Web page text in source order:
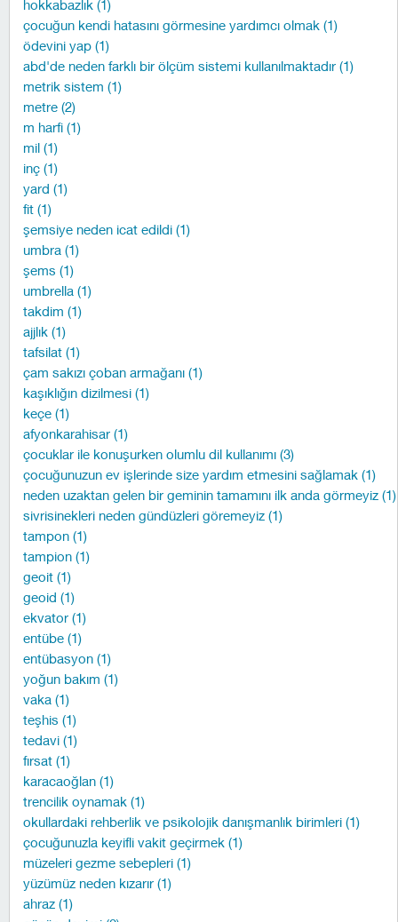
hokkabazlık (1)
çocuğun kendi hatasını görmesine yardımcı olmak (1)
ödevini yap (1)
abd'de neden farklı bir ölçüm sistemi kullanılmaktadır (1)
metrik sistem (1)
metre (2)
m harfi (1)
mil (1)
inç (1)
yard (1)
fit (1)
şemsiye neden icat edildi (1)
umbra (1)
şems (1)
umbrella (1)
takdim (1)
ajjlık (1)
tafsilat (1)
çam sakızı çoban armağanı (1)
kaşıklığın dizilmesi (1)
keçe (1)
afyonkarahisar (1)
çocuklar ile konuşurken olumlu dil kullanımı (3)
çocuğunuzun ev işlerinde size yardım etmesini sağlamak (1)
neden uzaktan gelen bir geminin tamamını ilk anda görmeyiz (1)
sivrisinekleri neden gündüzleri göremeyiz (1)
tampon (1)
tampion (1)
geoit (1)
geoid (1)
ekvator (1)
entübe (1)
entübasyon (1)
yoğun bakım (1)
vaka (1)
teşhis (1)
tedavi (1)
fırsat (1)
karacaoğlan (1)
trencilik oynamak (1)
okullardaki rehberlik ve psikolojik danışmanlık birimleri (1)
çocuğunuzla keyifli vakit geçirmek (1)
müzeleri gezme sebepleri (1)
yüzümüz neden kızarır (1)
ahraz (1)